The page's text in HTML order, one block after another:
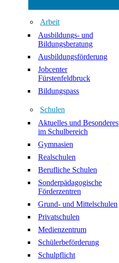
Arbeit
Ausbildungs- und
Bildungsberatung
Ausbildungsförderung
Jobcenter
Fürstenfeldbruck
Bildungspass
Schulen
Aktuelles und Besonderes
im Schulbereich
Gymnasien
Realschulen
Berufliche Schulen
Sonderpädagogische
Förderzentren
Grund- und Mittelschulen
Privatschulen
Medienzentrum
Schülerbeförderung
Schulpflicht